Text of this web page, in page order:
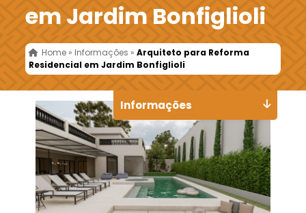
em Jardim Bonfiglioli
Home » Informações »Arquiteto para Reforma
Residencial em Jardim Bonfiglioli
Informações